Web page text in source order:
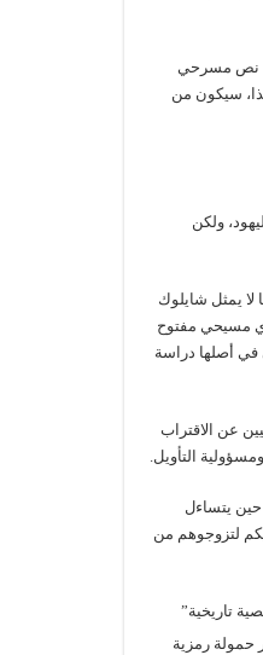
نص مسرحي
سيكون من
ولكن
يمثل شايلوك
مسيحي مفتوح
أصلها دراسة
عن الاقتراب
التأويل.
حين يتساءل
لتزوجوهم من
تاريخية”
حمولة رمزية